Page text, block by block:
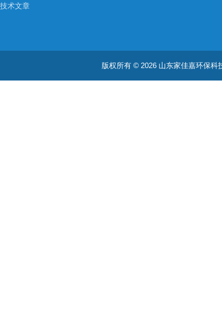
技术文章
版权所有 © 2026 山东家佳嘉环保